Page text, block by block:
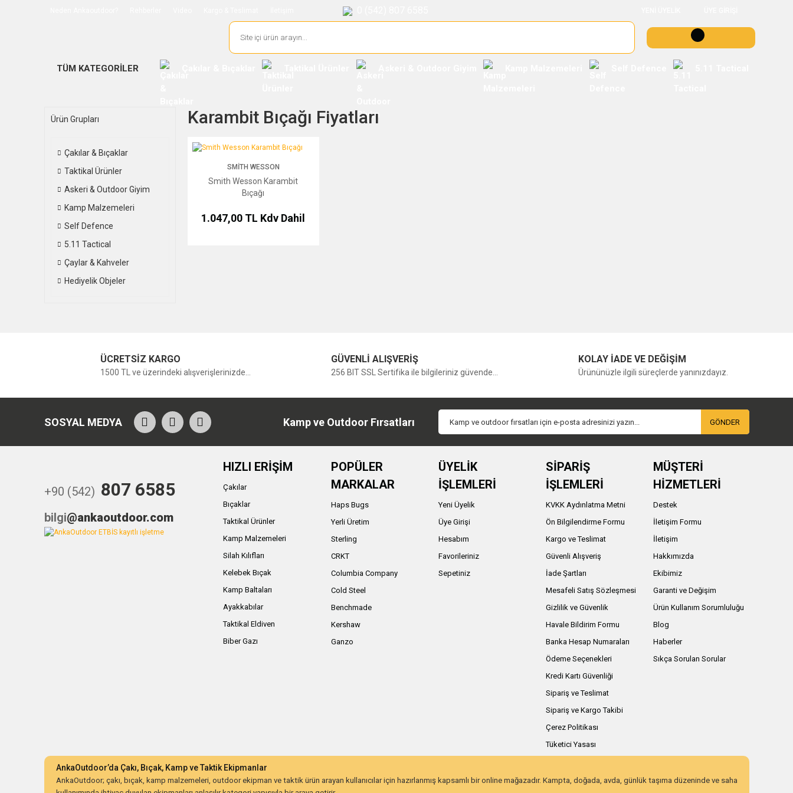
TÜM KATEGORİLER
Ürün Grupları
Çakılar & Bıçaklar
Taktikal Ürünler
Askeri & Outdoor Giyim
Kamp Malzemeleri
Self Defence
5.11 Tactical
Çaylar & Kahveler
Hediyelik Objeler
Karambit Bıçağı Fiyatları
Smith Wesson Karambit Bıçağı
SMITH WESSON
Smith Wesson Karambit
Bıçağı
1.047,00 TL Kdv Dahil
ÜCRETSİZ KARGO
1500 TL ve üzerindeki alışverişlerinizde...
GÜVENLİ ALIŞVERİŞ
256 BIT SSL Sertifika ile bilgileriniz güvende...
KOLAY İADE VE DEĞİŞİM
Ürününüzle ilgili süreçlerde yanınızdayız.
SOSYAL MEDYA Kamp ve Outdoor Fırsatları GÖNDER
+90 (542) 807 6585
bilgi@ankaoutdoor.com
HIZLI ERİŞİM
Çakılar
Bıçaklar
Taktikal Ürünler
Kamp Malzemeleri
Silah Kılıfları
Kelebek Bıçak
Kamp Baltaları
Ayakkabılar
Taktikal Eldiven
Biber Gazı
POPÜLER
MARKALAR
Haps Bugs
Yerli Üretim
Sterling
CRKT
Columbia Company
Cold Steel
Benchmade
Kershaw
Ganzo
ÜYELİK
İŞLEMLERİ
Yeni Üyelik
Üye Girişi
Hesabım
Favorileriniz
Sepetiniz
SİPARİŞ
İŞLEMLERİ
KVKK Aydınlatma Metni
Ön Bilgilendirme Formu
Kargo ve Teslimat
Güvenli Alışveriş
İade Şartları
Mesafeli Satış Sözleşmesi
Gizlilik ve Güvenlik
Havale Bildirim Formu
Banka Hesap Numaraları
Ödeme Seçenekleri
Kredi Kartı Güvenliği
Sipariş ve Teslimat
Sipariş ve Kargo Takibi
Çerez Politikası
Tüketici Yasası
MÜŞTERİ
HİZMETLERİ
Destek
İletişim Formu
İletişim
Hakkımızda
Ekibimiz
Garanti ve Değişim
Ürün Kullanım Sorumluluğu
Blog
Haberler
Sıkça Sorulan Sorular
AnkaOutdoor’da Çakı, Bıçak, Kamp ve Taktik Ekipmanlar
AnkaOutdoor; çakı, bıçak, kamp malzemeleri, outdoor ekipman ve taktik ürün arayan kullanıcılar için hazırlanmış kapsamlı bir online mağazadır. Kampta, doğada, avda, günlük taşıma düzeninde ve saha